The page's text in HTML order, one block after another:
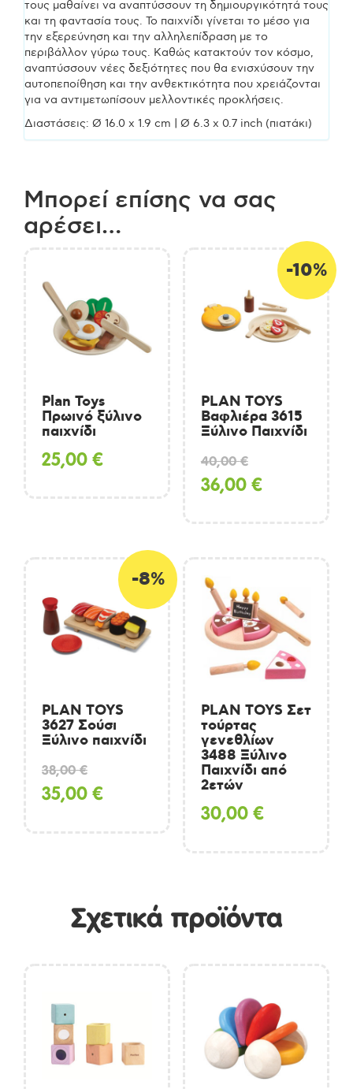
τους μαθαίνει να αναπτύσσουν τη δημιουργικότητά τους
και τη φαντασία τους. Το παιχνίδι γίνεται το μέσο για
την εξερεύνηση και την αλληλεπίδραση με το
περιβάλλον γύρω τους. Καθώς κατακτούν τον κόσμο,
αναπτύσσουν νέες δεξιότητες που θα ενισχύσουν την
αυτοπεποίθηση και την ανθεκτικότητα που χρειάζονται
για να αντιμετωπίσουν μελλοντικές προκλήσεις.
Διαστάσεις: Ø 16.0 x 1.9 cm | Ø 6.3 x 0.7 inch (πιατάκι)
Μπορεί επίσης να σας
αρέσει…
Plan Toys
Πρωινό ξύλινο
παιχνίδι
25,00€
-10%
PLAN TOYS
Βαφλιέρα 3615
Ξύλινο Παιχνίδι
40,00€
price
36,00€
-8%
PLAN TOYS
3627 Σούσι
Ξύλινο παιχνίδι
38,00€
price
35,00€
PLAN TOYS Σετ
τούρτας
γενεθλίων
3488 Ξύλινο
Παιχνίδι από
2ετών
30,00€
Σχετικά προϊόντα